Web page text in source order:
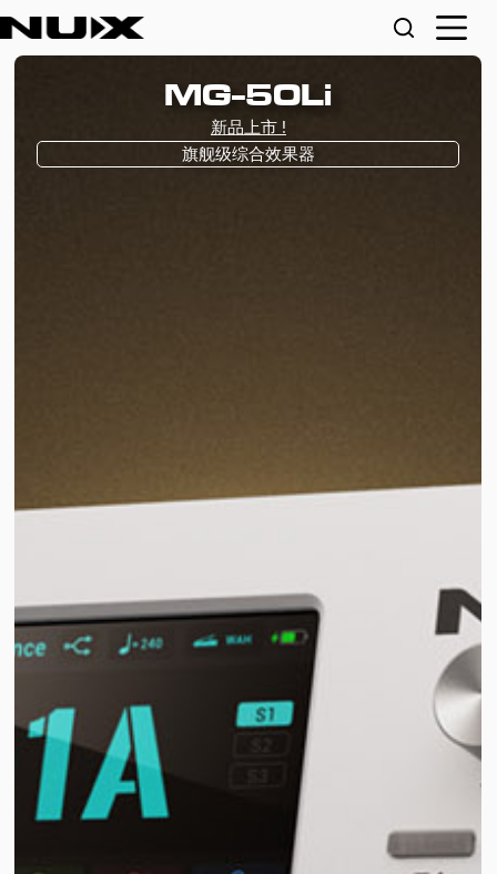
Amp Academy
音箱模拟综合效果器